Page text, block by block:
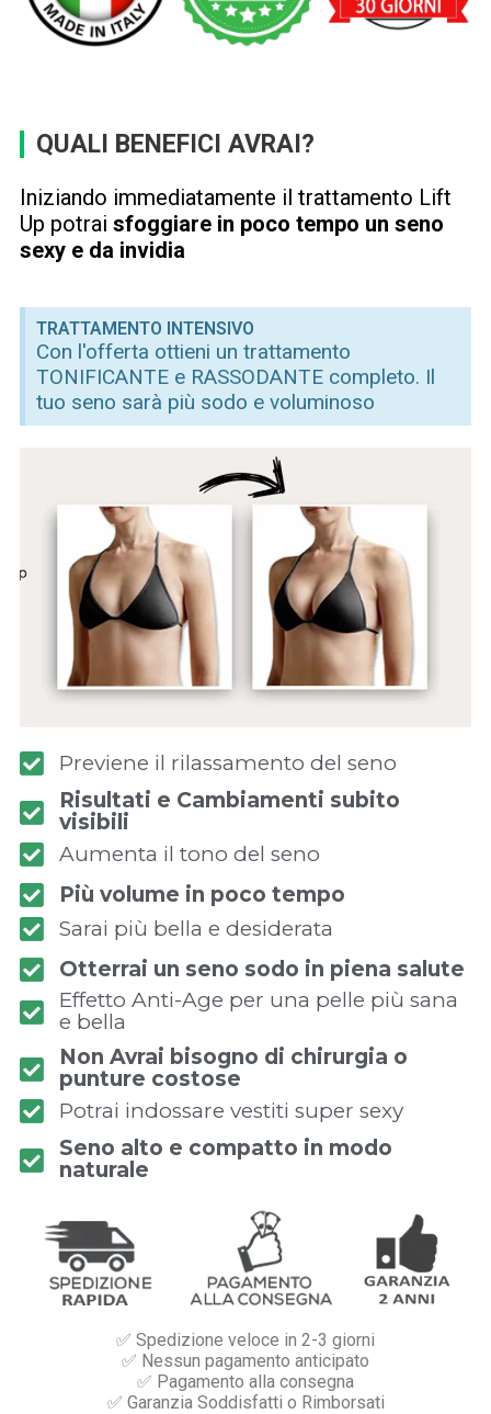
QUALI BENEFICI AVRAI?
Iniziando immediatamente il trattamento Lift
Up potrai sfoggiare in poco tempo un seno
sexy e da invidia
TRATTAMENTO INTENSIVO
Con l'offerta ottieni un trattamento
TONIFICANTE e RASSODANTE completo. Il
tuo seno sarà più sodo e voluminoso
Previene il rilassamento del seno
Risultati e Cambiamenti subito
visibili
Aumenta il tono del seno
Più volume in poco tempo
Sarai più bella e desiderata
Otterrai un seno sodo in piena salute
Effetto Anti-Age per una pelle più sana
e bella
Non Avrai bisogno di chirurgia o
punture costose
Potrai indossare vestiti super sexy
Seno alto e compatto in modo
naturale
✅ Spedizione veloce in 2-3 giorni
✅ Nessun pagamento anticipato
✅ Pagamento alla consegna
✅ Garanzia Soddisfatti o Rimborsati